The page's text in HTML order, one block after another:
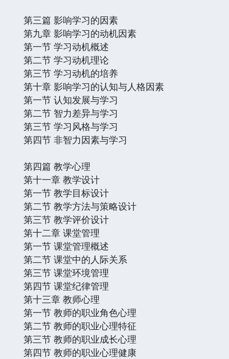
第三篇 影响学习的因素
第九章 影响学习的动机因素
第一节 学习动机概述
第二节 学习动机理论
第三节 学习动机的培养
第十章 影响学习的认知与人格因素
第一节 认知发展与学习
第二节 智力差异与学习
第三节 学习风格与学习
第四节 非智力因素与学习
第四篇 教学心理
第十一章 教学设计
第一节 教学目标设计
第二节 教学方法与策略设计
第三节 教学评价设计
第十二章 课堂管理
第一节 课堂管理概述
第二节 课堂中的人际关系
第三节 课堂环境管理
第四节 课堂纪律管理
第十三章 教师心理
第一节 教师的职业角色心理
第二节 教师的职业心理特征
第三节 教师的职业成长心理
第四节 教师的职业心理健康